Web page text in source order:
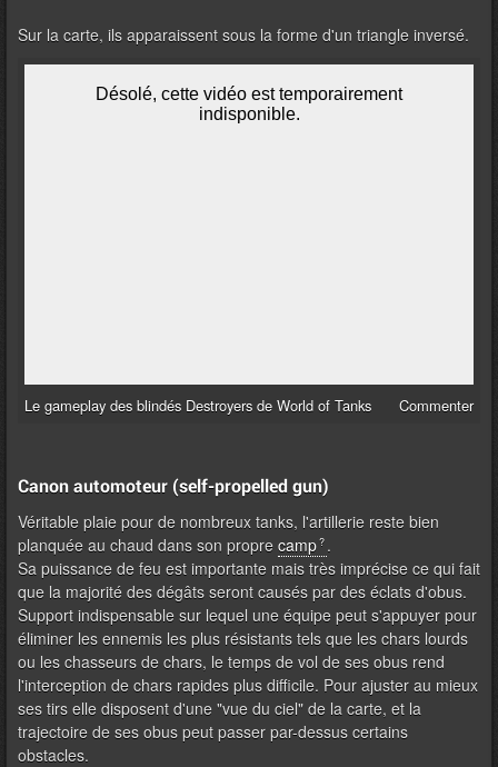
Sur la carte, ils apparaissent sous la forme d'un triangle inversé.
Commenter
Le gameplay des blindés Destroyers de World of Tanks
Canon automoteur (self-propelled gun)
Véritable plaie pour de nombreux tanks, l'artillerie reste bien
planquée au chaud dans son propre camp .
Sa puissance de feu est importante mais très imprécise ce qui fait
que la majorité des dégâts seront causés par des éclats d'obus.
Support indispensable sur lequel une équipe peut s'appuyer pour
éliminer les ennemis les plus résistants tels que les chars lourds
ou les chasseurs de chars, le temps de vol de ses obus rend
l'interception de chars rapides plus difficile. Pour ajuster au mieux
ses tirs elle disposent d'une "vue du ciel" de la carte, et la
trajectoire de ses obus peut passer par-dessus certains
obstacles.